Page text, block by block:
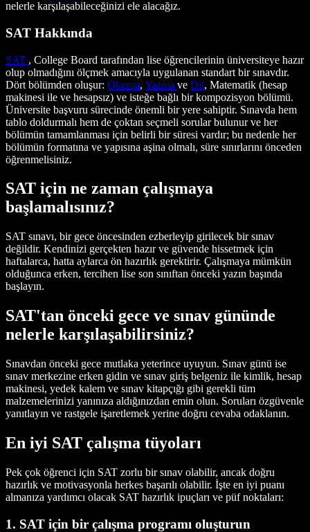
nelerle karşılaşabileceğinizi ele alacağız.
SAT Hakkında
SAT , College Board tarafından lise öğrencilerinin üniversiteye hazır
olup olmadığını ölçmek amacıyla uygulanan standart bir sınavdır.
Dört bölümden oluşur: Okuma, Yazma ve Dil, Matematik (hesap
makinesi ile ve hesapsız) ve isteğe bağlı bir kompozisyon bölümü.
Üniversite başvuru sürecinde önemli bir yere sahiptir. Sınavda hem
tablo doldurmalı hem de çoktan seçmeli sorular bulunur ve her
bölümün tamamlanması için belirli bir süresi vardır; bu nedenle her
bölümün formatına ve yapısına aşina olmalı, süre sınırlarını önceden
öğrenmelisiniz.
SAT için ne zaman çalışmaya
başlamalısınız?
SAT sınavı, bir gece öncesinden ezberleyip girilecek bir sınav
değildir. Kendinizi gerçekten hazır ve güvende hissetmek için
haftalarca, hatta aylarca ön hazırlık gerektirir. Çalışmaya mümkün
olduğunca erken, tercihen lise son sınıftan önceki yazın başında
başlayın.
SAT'tan önceki gece ve sınav gününde
nelerle karşılaşabilirsiniz?
Sınavdan önceki gece mutlaka yeterince uyuyun. Sınav günü ise
sınav merkezine erken gidin ve sınav giriş belgeniz ile kimlik, hesap
makinesi, yedek kalem ve sınav kitapçığı gibi gerekli tüm
malzemelerinizi yanınıza aldığınızdan emin olun. Soruları özgüvenle
yanıtlayın ve rastgele işaretlemek yerine doğru cevaba odaklanın.
En iyi SAT çalışma tüyoları
Pek çok öğrenci için SAT zorlu bir sınav olabilir, ancak doğru
hazırlık ve motivasyonla herkes başarılı olabilir. İşte en iyi puanı
almanıza yardımcı olacak SAT hazırlık ipuçları ve püf noktaları:
1. SAT için bir çalışma programı oluşturun